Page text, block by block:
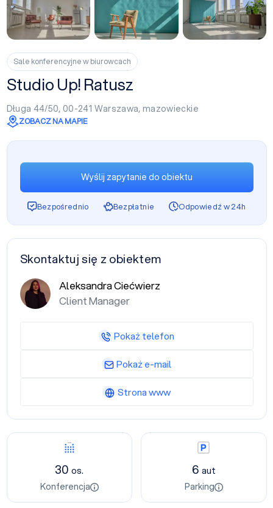
Sale konferencyjne w biurowcach
Studio Up! Ratusz
Długa 44/50, 00-241 Warszawa,mazowieckie
ZOBACZ NA MAPIE
Konferencja
30os.
Konferencja
Parking
6 aut
Parking
Wyślij zapytanie do obiektu
Bezpośrednio Bezpłatnie Odpowiedź w 24h
Skontaktuj się z obiektem
Aleksandra Ciećwierz
Client Manager
Pokaż telefon
Pokaż e-mail
Strona www